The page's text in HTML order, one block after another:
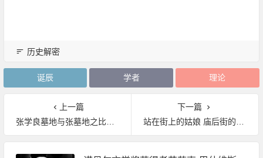
历史解密
诞辰 学者 理论
上一篇
张学良墓地与张墓地之比较:东北寒酸 美国风景如画
下一篇
站在街上的姑娘 庙后街的鼓楼！1939年日本占领下的河南开封